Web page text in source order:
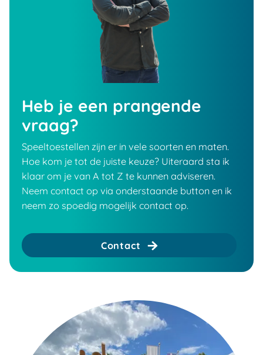
Heb je een prangende
vraag?
Speeltoestellen zijn er in vele soorten en maten.
Hoe kom je tot de juiste keuze? Uiteraard sta ik
klaar om je van A tot Z te kunnen adviseren.
Neem contact op via onderstaande button en ik
neem zo spoedig mogelijk contact op.
Contact